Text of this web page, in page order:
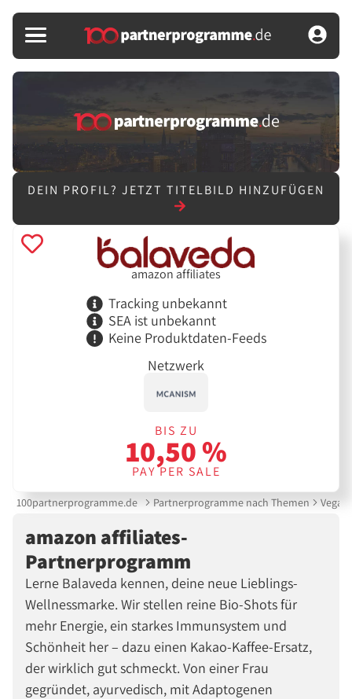
DEIN PROFIL? JETZT TITELBILD HINZUFÜGEN
amazon affiliates
Tracking unbekannt
SEA ist unbekannt
Keine Produktdaten-Feeds
Netzwerk
BIS ZU
10,50 %
PAY PER SALE
100partnerprogramme.de Partnerprogramme nach Themen Vegan
amazon affiliates-
Partnerprogramm
Lerne Balaveda kennen, deine neue Lieblings-
Wellnessmarke. Wir stellen reine Bio-Shots für
mehr Energie, ein starkes Immunsystem und
Schönheit her – dazu einen Kakao-Kaffee-Ersatz,
der wirklich gut schmeckt. Von einer Frau
gegründet, ayurvedisch, mit Adaptogenen